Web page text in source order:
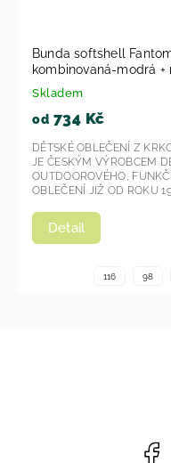
BUN 0401
ZNAČKA FANTOM
DĚTSKÉHO
A SPORTOVNÍHO
Zakládá si...